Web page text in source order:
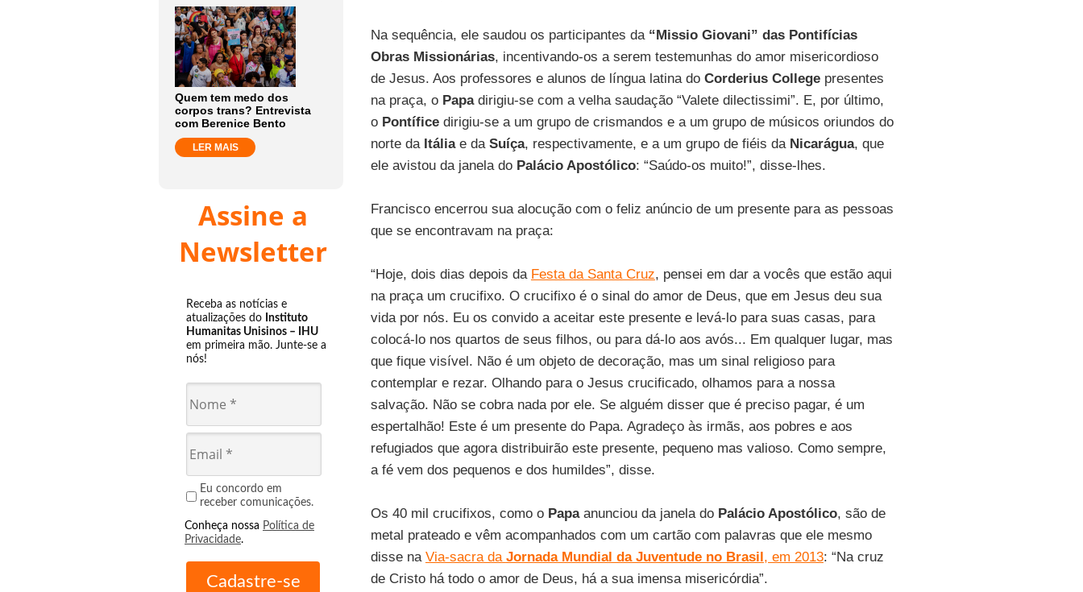
Quem tem medo dos
corpos trans? Entrevista
com Berenice Bento
LER MAIS
Assine a
Newsletter
Receba as notícias e
atualizações do Instituto
Humanitas Unisinos – IHU
em primeira mão. Junte-se a
nós!
Eu concordo em
receber comunicações.
Conheça nossa Política de
Privacidade.
Na sequência, ele saudou os participantes da “Missio Giovani” das Pontifícias
Obras Missionárias, incentivando-os a serem testemunhas do amor misericordioso
de Jesus. Aos professores e alunos de língua latina do Corderius Collegepresentes
na praça, o Papadirigiu-se com a velha saudação “Valete dilectissimi”. E, por último,
o Pontíficedirigiu-se a um grupo de crismandos e a um grupo de músicos oriundos do
norte da Itáliae da Suíça, respectivamente, e a um grupo de fiéis da Nicarágua, que
ele avistou da janela do Palácio Apostólico: “Saúdo-os muito!”, disse-lhes.
Francisco encerrou sua alocução com o feliz anúncio de um presente para as pessoas
que se encontravam na praça:
“Hoje, dois dias depois da Festa da Santa Cruz, pensei em dar a vocês que estão aqui
na praça um crucifixo. O crucifixo é o sinal do amor de Deus, que em Jesus deu sua
vida por nós. Eu os convido a aceitar este presente e levá-lo para suas casas, para
colocá-lo nos quartos de seus filhos, ou para dá-lo aos avós... Em qualquer lugar, mas
que fique visível. Não é um objeto de decoração, mas um sinal religioso para
contemplar e rezar. Olhando para o Jesus crucificado, olhamos para a nossa
salvação. Não se cobra nada por ele. Se alguém disser que é preciso pagar, é um
espertalhão! Este é um presente do Papa. Agradeço às irmãs, aos pobres e aos
refugiados que agora distribuirão este presente, pequeno mas valioso. Como sempre,
a fé vem dos pequenos e dos humildes”, disse.
Os 40 mil crucifixos, como o Papaanunciou da janela do Palácio Apostólico, são de
metal prateado e vêm acompanhados com um cartão com palavras que ele mesmo
disse na Via-sacra da Jornada Mundial da Juventude no Brasil, em 2013: “Na cruz
de Cristo há todo o amor de Deus, há a sua imensa misericórdia”.